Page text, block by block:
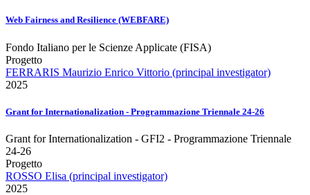
Web Fairness and Resilience (WEBFARE)
Fondo Italiano per le Scienze Applicate (FISA)
Progetto
FERRARIS Maurizio Enrico Vittorio (principal investigator)
2025
Grant for Internationalization - Programmazione Triennale 24-26
Grant for Internationalization - GFI2 - Programmazione Triennale
24-26
Progetto
ROSSO Elisa (principal investigator)
2025